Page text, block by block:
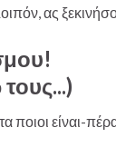
ας
ποιοι είναι-